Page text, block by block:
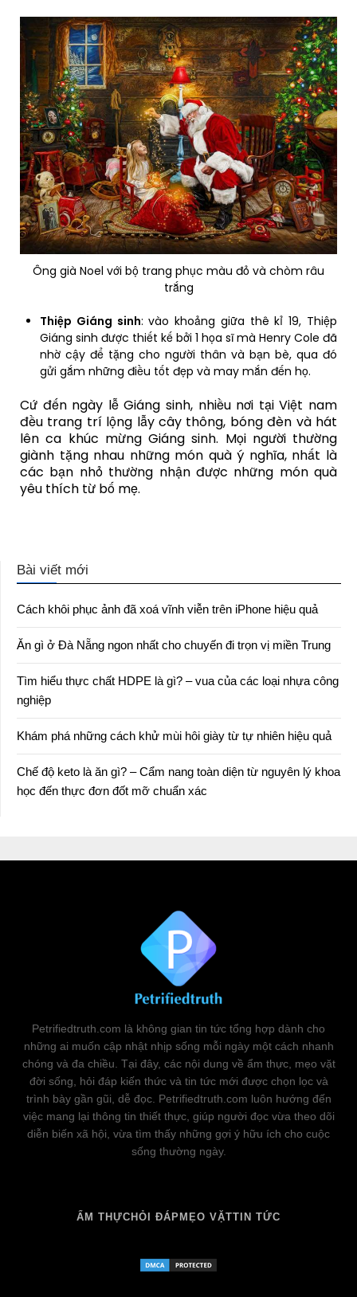
Ông già Noel với bộ trang phục màu đỏ và chòm râu
trắng
Thiệp Giáng sinh: vào khoảng giữa thê kỉ 19, Thiệp
Giáng sinh được thiết kế bởi 1 họa sĩ mà Henry Cole đã
nhờ cậy để tặng cho người thân và bạn bè, qua đó
gửi gắm những điều tốt đẹp và may mắn đến họ.
Cứ đến ngày lễ Giáng sinh, nhiều nơi tại Việt nam
đều trang trí lộng lẫy cây thông, bóng đèn và hát
lên ca khúc mừng Giáng sinh. Mọi người thường
giành tặng nhau những món quà ý nghĩa, nhất là
các bạn nhỏ thường nhận được những món quà
yêu thích từ bố mẹ.
Bài viết mới
Cách khôi phục ảnh đã xoá vĩnh viễn trên iPhone hiệu quả
Ăn gì ở Đà Nẵng ngon nhất cho chuyến đi trọn vị miền Trung
Tìm hiểu thực chất HDPE là gì? – vua của các loại nhựa công
nghiệp
Khám phá những cách khử mùi hôi giày từ tự nhiên hiệu quả
Chế độ keto là ăn gì? – Cẩm nang toàn diện từ nguyên lý khoa
học đến thực đơn đốt mỡ chuẩn xác
Petrifiedtruth.com là không gian tin tức tổng hợp dành cho
những ai muốn cập nhật nhịp sống mỗi ngày một cách nhanh
chóng và đa chiều. Tại đây, các nội dung về ẩm thực, mẹo vặt
đời sống, hỏi đáp kiến thức và tin tức mới được chọn lọc và
trình bày gần gũi, dễ đọc. Petrifiedtruth.com luôn hướng đến
việc mang lại thông tin thiết thực, giúp người đọc vừa theo dõi
diễn biến xã hội, vừa tìm thấy những gợi ý hữu ích cho cuộc
sống thường ngày.
ẨM THỰC HỎI ĐÁP MẸO VẶTTIN TỨC